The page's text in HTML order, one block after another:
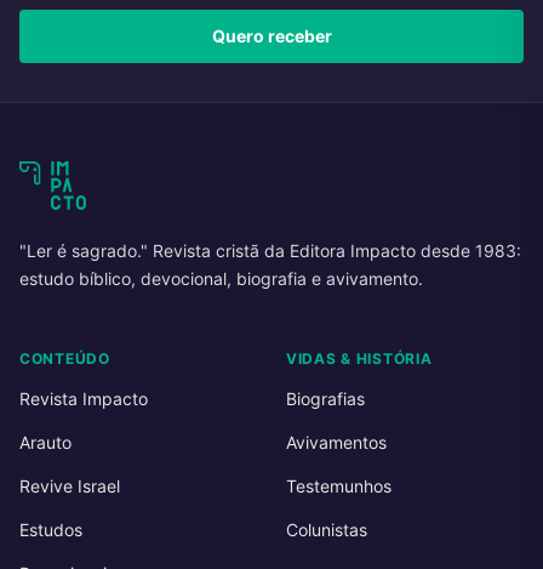
Quero receber
"Ler é sagrado." Revista cristã da Editora Impacto desde 1983:
estudo bíblico, devocional, biografia e avivamento.
CONTEÚDO
Revista Impacto
Arauto
Revive Israel
Estudos
VIDAS & HISTÓRIA
Biografias
Avivamentos
Testemunhos
Colunistas